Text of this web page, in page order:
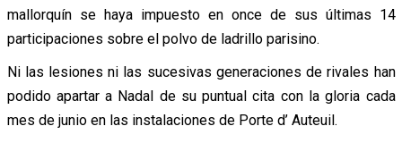
mallorquín se haya impuesto en once de sus últimas 14
participaciones sobre el polvo de ladrillo parisino.
Ni las lesiones ni las sucesivas generaciones de rivales han
podido apartar a Nadal de su puntual cita con la gloria cada
mes de junio en las instalaciones de Porte d’ Auteuil.